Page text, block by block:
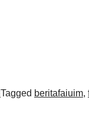
Tagged beritafaiuim,